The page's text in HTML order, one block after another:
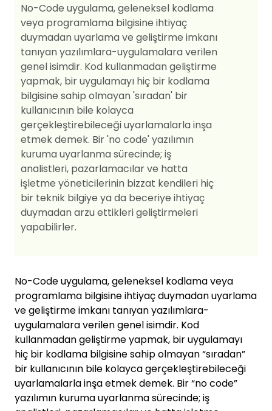
No-Code uygulama, geleneksel kodlama
veya programlama bilgisine ihtiyaç
duymadan uyarlama ve geliştirme imkanı
tanıyan yazılımlara-uygulamalara verilen
genel isimdir. Kod kullanmadan geliştirme
yapmak, bir uygulamayı hiç bir kodlama
bilgisine sahip olmayan 'sıradan' bir
kullanıcının bile kolayca
gerçekleştirebileceği uyarlamalarla inşa
etmek demek. Bir 'no code' yazılımın
kuruma uyarlanma sürecinde; iş
analistleri, pazarlamacılar ve hatta
işletme yöneticilerinin bizzat kendileri hiç
bir teknik bilgiye ya da beceriye ihtiyaç
duymadan arzu ettikleri geliştirmeleri
yapabilirler.
No-Code uygulama, geleneksel kodlama veya
programlama bilgisine ihtiyaç duymadan uyarlama
ve geliştirme imkanı tanıyan yazılımlara-
uygulamalara verilen genel isimdir. Kod
kullanmadan geliştirme yapmak, bir uygulamayı
hiç bir kodlama bilgisine sahip olmayan “sıradan”
bir kullanıcının bile kolayca gerçekleştirebileceği
uyarlamalarla inşa etmek demek. Bir “no code”
yazılımın kuruma uyarlanma sürecinde; iş